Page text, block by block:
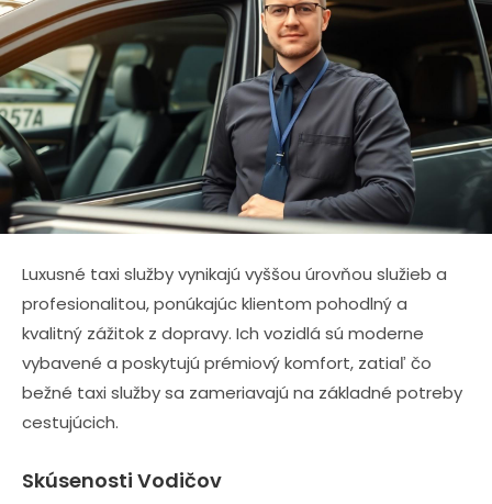
Luxusné taxi služby vynikajú vyššou úrovňou služieb a
profesionalitou, ponúkajúc klientom pohodlný a
kvalitný zážitok z dopravy. Ich vozidlá sú moderne
vybavené a poskytujú prémiový komfort, zatiaľ čo
bežné taxi služby sa zameriavajú na základné potreby
cestujúcich.
Skúsenosti Vodičov